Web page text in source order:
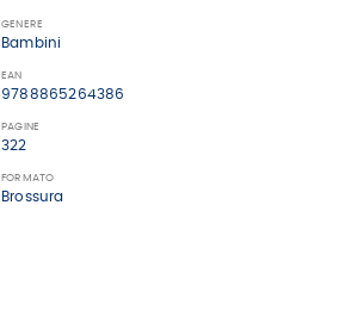
GENERE
Bambini
EAN
9788865264386
PAGINE
322
FORMATO
Brossura